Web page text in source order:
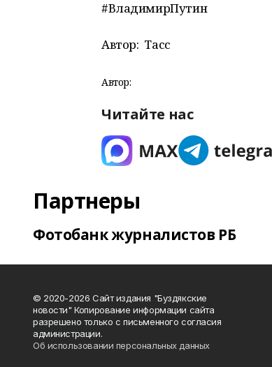
#ВладимирПутин
Автор: Тасс
Автор:
Читайте нас
Партнеры
Фотобанк журналистов РБ
© 2020-2026 Сайт издания "Буздякские
новости" Копирование информации сайта
разрешено только с письменного согласия
администрации.
Об использовании персональных данных